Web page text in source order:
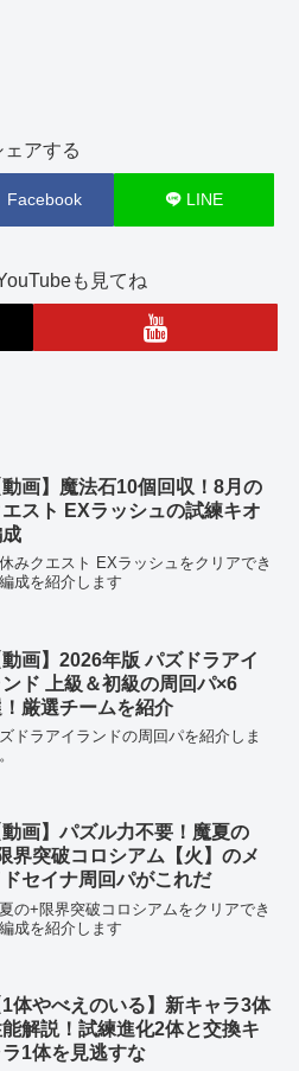
ェアする
Facebook LINE
も見てね
動画】魔法石10個回収！8月の
エスト EXラッシュの試練キオ
みクエスト EXラッシュをクリアでき
成を紹介します
動画】2026年版 パズドラアイ
ンド 上級＆初級の周回パ×6
厳選チームを紹介
ドラアイランドの周回パを紹介しま
動画】パズル力不要！魔夏の
界突破コロシアム【火】のメ
ドセイナ周回パがこれだ
の+限界突破コロシアムをクリアでき
成を紹介します
1体やべえのいる】新キャラ3体
解説！試練進化2体と交換キ
ラ1体を見逃すな